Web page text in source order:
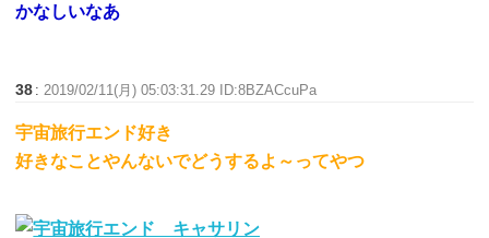
かなしいなあ
38 : 2019/02/11(月) 05:03:31.29 ID:8BZACcuPa
宇宙旅行エンド好き
好きなことやんないでどうするよ～ってやつ